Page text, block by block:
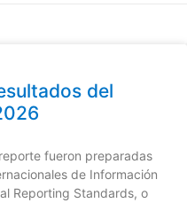
del
fueron preparadas
de Información
Reporting Standards, o